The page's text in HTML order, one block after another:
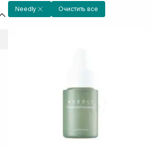
Needly Очистить все